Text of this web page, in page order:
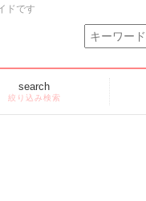
ドです
search
絞り込み検索